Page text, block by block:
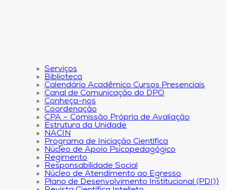
Serviços
Biblioteca
Calendário Acadêmico Cursos Presenciais
Canal de Comunicação do DPO
Conheça-nos
Coordenação
CPA – Comissão Própria de Avaliação
Estrutura da Unidade
NACIN
Programa de Iniciação Científica
Núcleo de Apoio Psicopedagógico
Regimento
Responsabilidade Social
Núcleo de Atendimento ao Egresso
Plano de Desenvolvimento Institucional (PDI))